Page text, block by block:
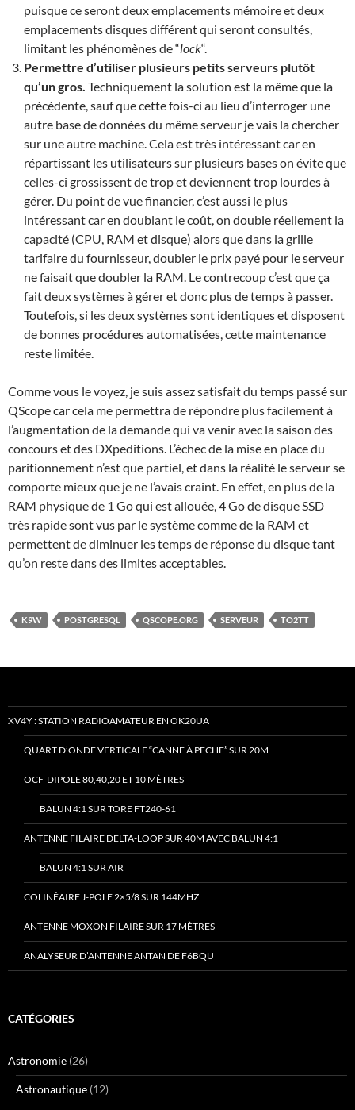
puisque ce seront deux emplacements mémoire et deux
emplacements disques différent qui seront consultés,
limitant les phénomènes de “lock“.
Permettre d’utiliser plusieurs petits serveurs plutôt
qu’un gros. Techniquement la solution est la même que la
précédente, sauf que cette fois-ci au lieu d’interroger une
autre base de données du même serveur je vais la chercher
sur une autre machine. Cela est très intéressant car en
répartissant les utilisateurs sur plusieurs bases on évite que
celles-ci grossissent de trop et deviennent trop lourdes à
gérer. Du point de vue financier, c’est aussi le plus
intéressant car en doublant le coût, on double réellement la
capacité (CPU, RAM et disque) alors que dans la grille
tarifaire du fournisseur, doubler le prix payé pour le serveur
ne faisait que doubler la RAM. Le contrecoup c’est que ça
fait deux systèmes à gérer et donc plus de temps à passer.
Toutefois, si les deux systèmes sont identiques et disposent
de bonnes procédures automatisées, cette maintenance
reste limitée.
Comme vous le voyez, je suis assez satisfait du temps passé sur
QScope car cela me permettra de répondre plus facilement à
l’augmentation de la demande qui va venir avec la saison des
concours et des DXpeditions. L’échec de la mise en place du
paritionnement n’est que partiel, et dans la réalité le serveur se
comporte mieux que je ne l’avais craint. En effet, en plus de la
RAM physique de 1 Go qui est allouée, 4 Go de disque SSD
très rapide sont vus par le système comme de la RAM et
permettent de diminuer les temps de réponse du disque tant
qu’on reste dans des limites acceptables.
K9W POSTGRESQL QSCOPE.ORG SERVEUR TO2TT
XV4Y : STATION RADIOAMATEUR EN OK20UA
QUART D’ONDE VERTICALE “CANNE À PÊCHE” SUR 20M
OCF-DIPOLE 80,40,20 ET 10 MÈTRES
BALUN 4:1 SUR TORE FT240-61
ANTENNE FILAIRE DELTA-LOOP SUR 40M AVEC BALUN 4:1
BALUN 4:1 SUR AIR
COLINÉAIRE J-POLE 2×5/8 SUR 144MHZ
ANTENNE MOXON FILAIRE SUR 17 MÈTRES
ANALYSEUR D’ANTENNE ANTAN DE F6BQU
CATÉGORIES
Astronomie (26)
Astronautique (12)